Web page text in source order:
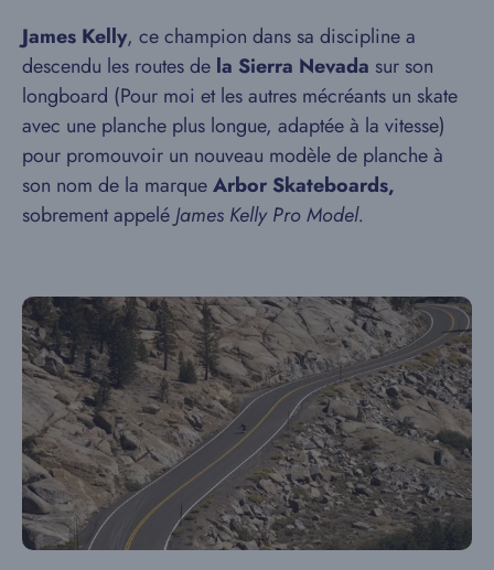
James Kelly, ce champion dans sa discipline a
descendu les routes de la Sierra Nevada sur son
longboard (Pour moi et les autres mécréants un skate
avec une planche plus longue, adaptée à la vitesse)
pour promouvoir un nouveau modèle de planche à
son nom de la marqueArbor Skateboards,
sobrement appelé James Kelly Pro Model.